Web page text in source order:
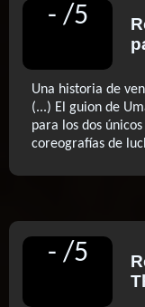
- /5
Una historia de
(...) El guion de
para los dos
coreografías de
- /5